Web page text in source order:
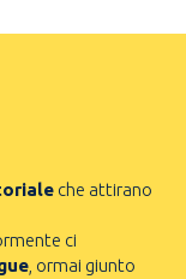
che attirano
ci
, ormai giunto